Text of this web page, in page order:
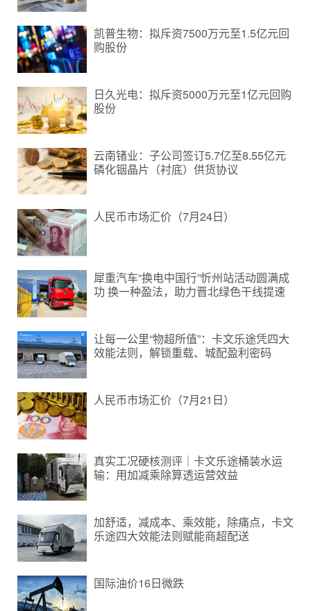
凯普生物：拟斥资7500万元至1.5亿元回
购股份
日久光电：拟斥资5000万元至1亿元回购
股份
云南锗业：子公司签订5.7亿至8.55亿元
磷化铟晶片（衬底）供货协议
人民币市场汇价（7月24日）
犀重汽车“换电中国行”忻州站活动圆满成
功 换一种盈法，助力晋北绿色干线提速
让每一公里“物超所值”：卡文乐途凭四大
效能法则，解锁重载、城配盈利密码
人民币市场汇价（7月21日）
真实工况硬核测评｜卡文乐途桶装水运
输：用加减乘除算透运营效益
加舒适，减成本、乘效能，除痛点，卡文
乐途四大效能法则赋能商超配送
国际油价16日微跌